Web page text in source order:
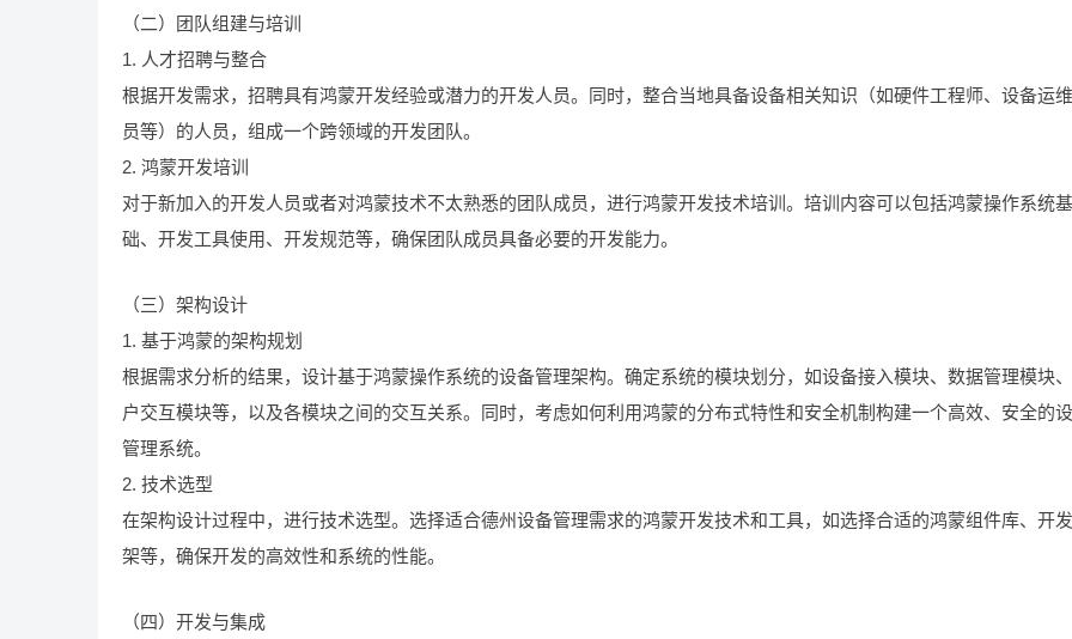
（二）团队组建与培训
1. 人才招聘与整合
根据开发需求，招聘具有鸿蒙开发经验或潜力的开发人员。同时，整合当地具备设备相关知识（如硬件工程师、设备运
员等）的人员，组成一个跨领域的开发团队。
2. 鸿蒙开发培训
对于新加入的开发人员或者对鸿蒙技术不太熟悉的团队成员，进行鸿蒙开发技术培训。培训内容可以包括鸿蒙操作系统基
础、开发工具使用、开发规范等，确保团队成员具备必要的开发能力。
（三）架构设计
1. 基于鸿蒙的架构规划
根据需求分析的结果，设计基于鸿蒙操作系统的设备管理架构。确定系统的模块划分，如设备接入模块、数据管理模块
户交互模块等，以及各模块之间的交互关系。同时，考虑如何利用鸿蒙的分布式特性和安全机制构建一个高效、安全的
管理系统。
2. 技术选型
在架构设计过程中，进行技术选型。选择适合德州设备管理需求的鸿蒙开发技术和工具，如选择合适的鸿蒙组件库、开
架等，确保开发的高效性和系统的性能。
（四）开发与集成